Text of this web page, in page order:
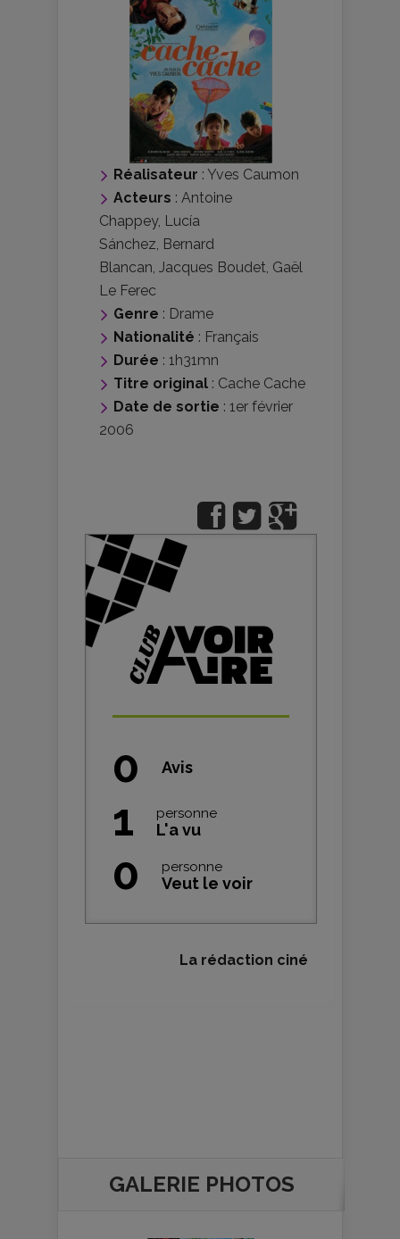
Réalisateur : Yves Caumon
Acteurs : Antoine
Chappey, Lucía
Sánchez, Bernard
Blancan, Jacques Boudet, Gaël
Le Ferec
Genre : Drame
Nationalité : Français
Durée : 1h31mn
Titre original : Cache Cache
Date de sortie : 1er février
2006
0 Avis
1 personne
L'a vu
0 personne
Veut le voir
La rédaction ciné
GALERIE PHOTOS